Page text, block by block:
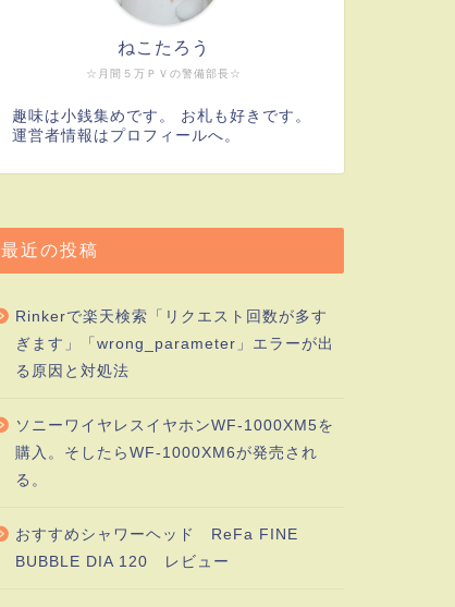
☆月間５万ＰＶの警備部長☆
ねこたろう
趣味は小銭集めです。 お札も好きです。
運営者情報はプロフィールへ。
最近の投稿
Rinkerで楽天検索「リクエスト回数が多す
ぎます」「wrong_parameter」エラーが出
る原因と対処法
ソニーワイヤレスイヤホンWF-1000XM5を
購入。そしたらWF-1000XM6が発売され
る。
おすすめシャワーヘッド ReFa FINE
BUBBLE DIA 120 レビュー